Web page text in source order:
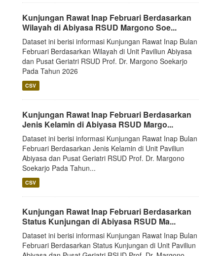
Kunjungan Rawat Inap Februari Berdasarkan
Wilayah di Abiyasa RSUD Margono Soe...
Dataset ini berisi informasi Kunjungan Rawat Inap Bulan
Februari Berdasarkan Wilayah di Unit Paviliun Abiyasa
dan Pusat Geriatri RSUD Prof. Dr. Margono Soekarjo
Pada Tahun 2026
CSV
Kunjungan Rawat Inap Februari Berdasarkan
Jenis Kelamin di Abiyasa RSUD Margo...
Dataset ini berisi informasi Kunjungan Rawat Inap Bulan
Februari Berdasarkan Jenis Kelamin di Unit Paviliun
Abiyasa dan Pusat Geriatri RSUD Prof. Dr. Margono
Soekarjo Pada Tahun...
CSV
Kunjungan Rawat Inap Februari Berdasarkan
Status Kunjungan di Abiyasa RSUD Ma...
Dataset ini berisi informasi Kunjungan Rawat Inap Bulan
Februari Berdasarkan Status Kunjungan di Unit Paviliun